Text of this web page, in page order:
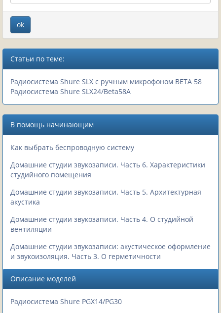
Статьи по теме:
Радиосистема Shure SLX с ручным микрофоном BETA 58
Радиосистема Shure SLX24/Beta58A
В помощь начинающим
Как выбрать беспроводную систему
Домашние студии звукозаписи. Часть 6. Характеристики
студийного помещения
Домашние студии звукозаписи. Часть 5. Архитектурная
акустика
Домашние студии звукозаписи. Часть 4. О студийной
вентиляции
Домашние студии звукозаписи: акустическое оформление
и звукоизоляция. Часть 3. О герметичности
Описание моделей
Радиосистема Shure PGX14/PG30